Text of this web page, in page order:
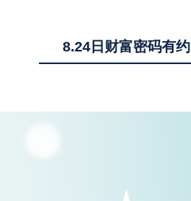
8.24日财富密码有约